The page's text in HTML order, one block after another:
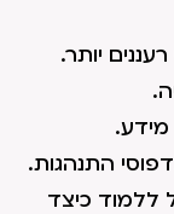
יותר.
התנהגות.
ללמוד כיצד